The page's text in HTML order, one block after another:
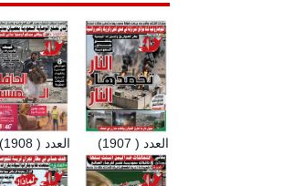
العدد ( 1908) العدد ( 1907)